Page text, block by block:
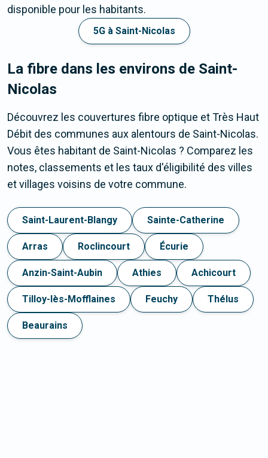
disponible pour les habitants.
5G à Saint-Nicolas
La fibre dans les environs de Saint-
Nicolas
Découvrez les couvertures fibre optique et Très Haut
Débit des communes aux alentours de Saint-Nicolas.
Vous êtes habitant de Saint-Nicolas ? Comparez les
notes, classements et les taux d'éligibilité des villes
et villages voisins de votre commune.
Saint-Laurent-Blangy Sainte-Catherine
Arras Roclincourt Écurie
Anzin-Saint-Aubin Athies Achicourt
Tilloy-lès-Mofflaines Feuchy Thélus
Beaurains